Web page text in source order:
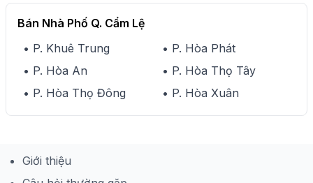
Bán Nhà Phố Q. Cẩm Lệ
• P. Khuê Trung
• P. Hòa Phát
• P. Hòa An
• P. Hòa Thọ Tây
• P. Hòa Thọ Đông
• P. Hòa Xuân
Giới thiệu